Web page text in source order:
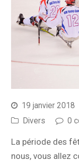
19 janvier 2018
Divers
0
La période des
nous, vous allez